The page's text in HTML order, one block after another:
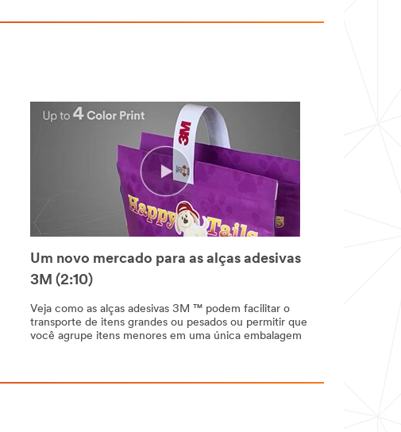
Um novo mercado para as alças adesivas
3M (2:10)
Veja como as alças adesivas 3M ™ podem facilitar o
transporte de itens grandes ou pesados ou permitir que
você agrupe itens menores em uma única embalagem